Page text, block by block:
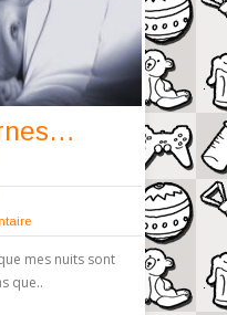
mes nuits sont
que..